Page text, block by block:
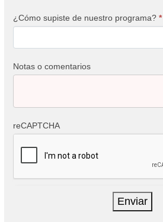
¿Cómo supiste de nuestro programa?*
Notas o comentarios
reCAPTCHA